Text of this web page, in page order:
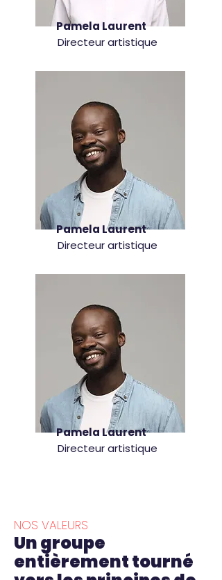
Pamela Laurent
Directeur artistique
Pamela Laurent
Directeur artistique
Pamela Laurent
Directeur artistique
NOS VALEURS
Un groupe
entièrement tourné